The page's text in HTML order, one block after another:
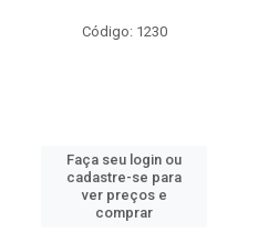
Código: 1230
Faça seu login ou
cadastre-se para
ver preços e
comprar